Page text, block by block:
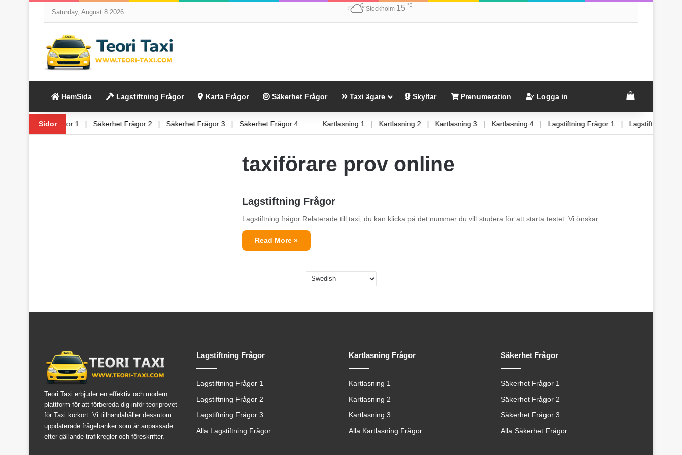
Saturday, August 8 2026 Stockholm 15 ℃
HemSida Lagstiftning Frågor Karta Frågor Säkerhet Frågor Taxi ägare Skyltar Prenumeration Logga in View your
Sidor
Säkerhet Frågor 1 | Säkerhet Frågor 2 | Säkerhet Frågor 3 | Säkerhet Frågor 4 Kartlasning 1 | Kartlasning 2 | Kartlasning 3 | Kartlasning 4 | Lagstiftning Frågor 1 | Lagstiftning
taxiförare prov online
Lagstiftning Frågor
Lagstiftning frågor Relaterade till taxi, du kan klicka på det nummer du vill studera för att starta testet. Vi önskar…
Read More »
Teori Taxi erbjuder en effektiv och modern
plattform för att förbereda dig inför teoriprovet
för Taxi körkort. Vi tillhandahåller dessutom
uppdaterade frågebanker som är anpassade
efter gällande trafikregler och föreskrifter.
Lagstiftning Frågor
Lagstiftning Frågor 1
Lagstiftning Frågor 2
Lagstiftning Frågor 3
Alla Lagstiftning Frågor
Kartlasning Frågor
Kartlasning 1
Kartlasning 2
Kartlasning 3
Alla Kartlasning Frågor
Säkerhet Frågor
Säkerhet Frågor 1
Säkerhet Frågor 2
Säkerhet Frågor 3
Alla Säkerhet Frågor